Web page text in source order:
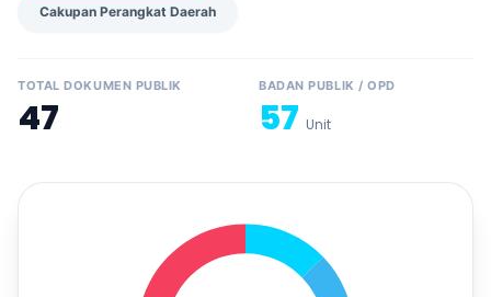
Cakupan Perangkat Daerah
TOTAL DOKUMEN PUBLIK
47
BADAN PUBLIK / OPD
57 Unit